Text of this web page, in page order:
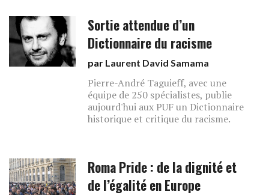
Sortie attendue d’un
Dictionnaire du racisme
par Laurent David Samama
Pierre-André Taguieff, avec une
équipe de 250 spécialistes, publie
aujourd'hui aux PUF un Dictionnaire
historique et critique du racisme.
Roma Pride : de la dignité et
de l’égalité en Europe